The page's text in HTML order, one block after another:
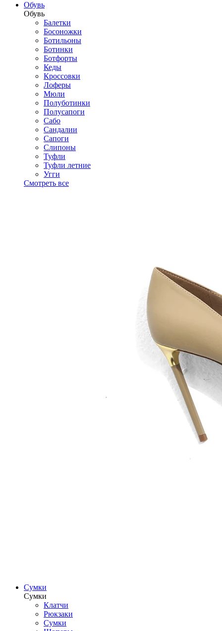
Обувь
Обувь
Балетки
Босоножки
Ботильоны
Ботинки
Ботфорты
Кеды
Кроссовки
Лоферы
Мюли
Полуботинки
Полусапоги
Сабо
Сандалии
Сапоги
Слипоны
Туфли
Туфли летние
Угги
Смотреть все
Сумки
Сумки
Клатчи
Рюкзаки
Сумки